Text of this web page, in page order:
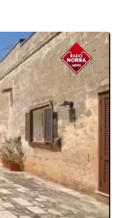
agosto.